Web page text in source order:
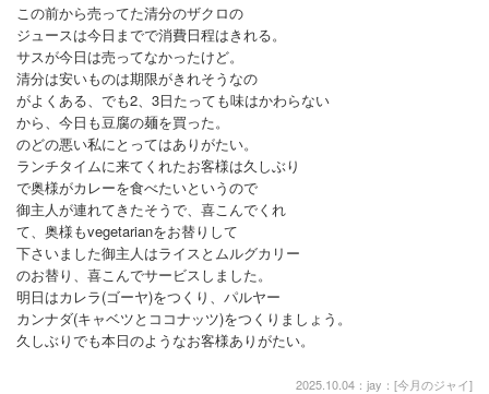
インド料理教室
インド料理教室（山形）
インド料理教室（東京）
我が師 松山俊太郎さんのこと
インド料理ゴールデンルール
インド料理の専門用語
５０ ＧＲＥＡＴ ＯＦ ＩＮＤＩＡ
インド旅行記2013
この前から売ってた清分のザクロの
ジュースは今日までで消費日程はきれる。
サスが今日は売ってなかったけど。
清分は安いものは期限がきれそうなの
がよくある、でも2、3日たっても味はかわらない
から、今日も豆腐の麺を買った。
のどの悪い私にとってはありがたい。
ランチタイムに来てくれたお客様は久しぶり
で奥様がカレーを食べたいというので
御主人が連れてきたそうで、喜こんでくれ
て、奥様もvegetarianをお替りして
下さいました御主人はライスとムルグカリー
のお替り、喜こんでサービスしました。
明日はカレラ(ゴーヤ)をつくり、パルヤー
カンナダ(キャベツとココナッツ)をつくりましょう。
久しぶりでも本日のようなお客様ありがたい。
2025.10.04：jay：[今月のジャイ]